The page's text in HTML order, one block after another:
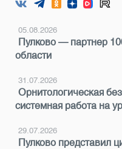
05.08.2026
Пулково — партнер
области
31.07.2026
Орнитологическая
системная работа на
29.07.2026
Пулково представил